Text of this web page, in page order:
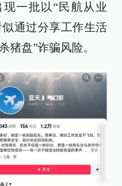
一批以“民航从业
通过分享工作生活
猪盘”诈骗风险。